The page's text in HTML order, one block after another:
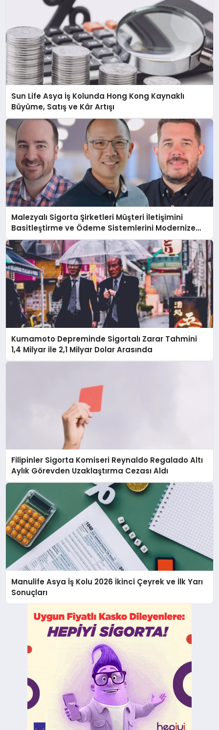
Sun Life Asya İş Kolunda Hong Kong Kaynaklı
Büyüme, Satış ve Kâr Artışı
Malezyalı Sigorta Şirketleri Müşteri İletişimini
Basitleştirme ve Ödeme Sistemlerini Modernize
Etme Baskısı Altında
Kumamoto Depreminde Sigortalı Zarar Tahmini
1,4 Milyar ile 2,1 Milyar Dolar Arasında
Filipinler Sigorta Komiseri Reynaldo Regalado Altı
Aylık Görevden Uzaklaştırma Cezası Aldı
Manulife Asya İş Kolu 2026 İkinci Çeyrek ve İlk Yarı
Sonuçları